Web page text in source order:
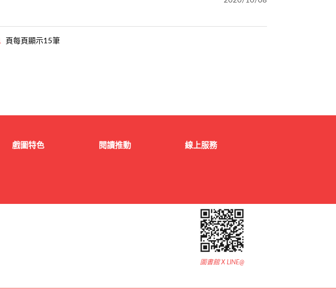
頁每頁顯示15筆
戲圖特色 閱讀推動 線上服務
圖書館 X LINE@